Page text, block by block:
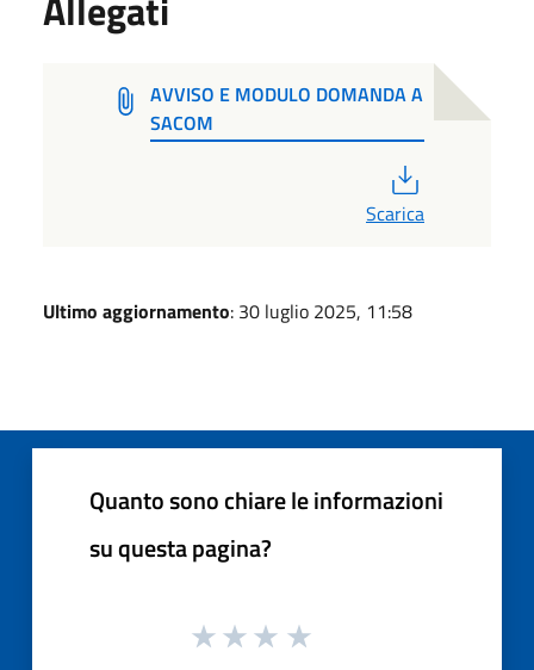
AVVISO E MODULO DOMANDA A
SACOM
Scarica
Ultimo aggiornamento: 30 luglio 2025, 11:58
Quanto sono chiare le informazioni
su questa pagina?